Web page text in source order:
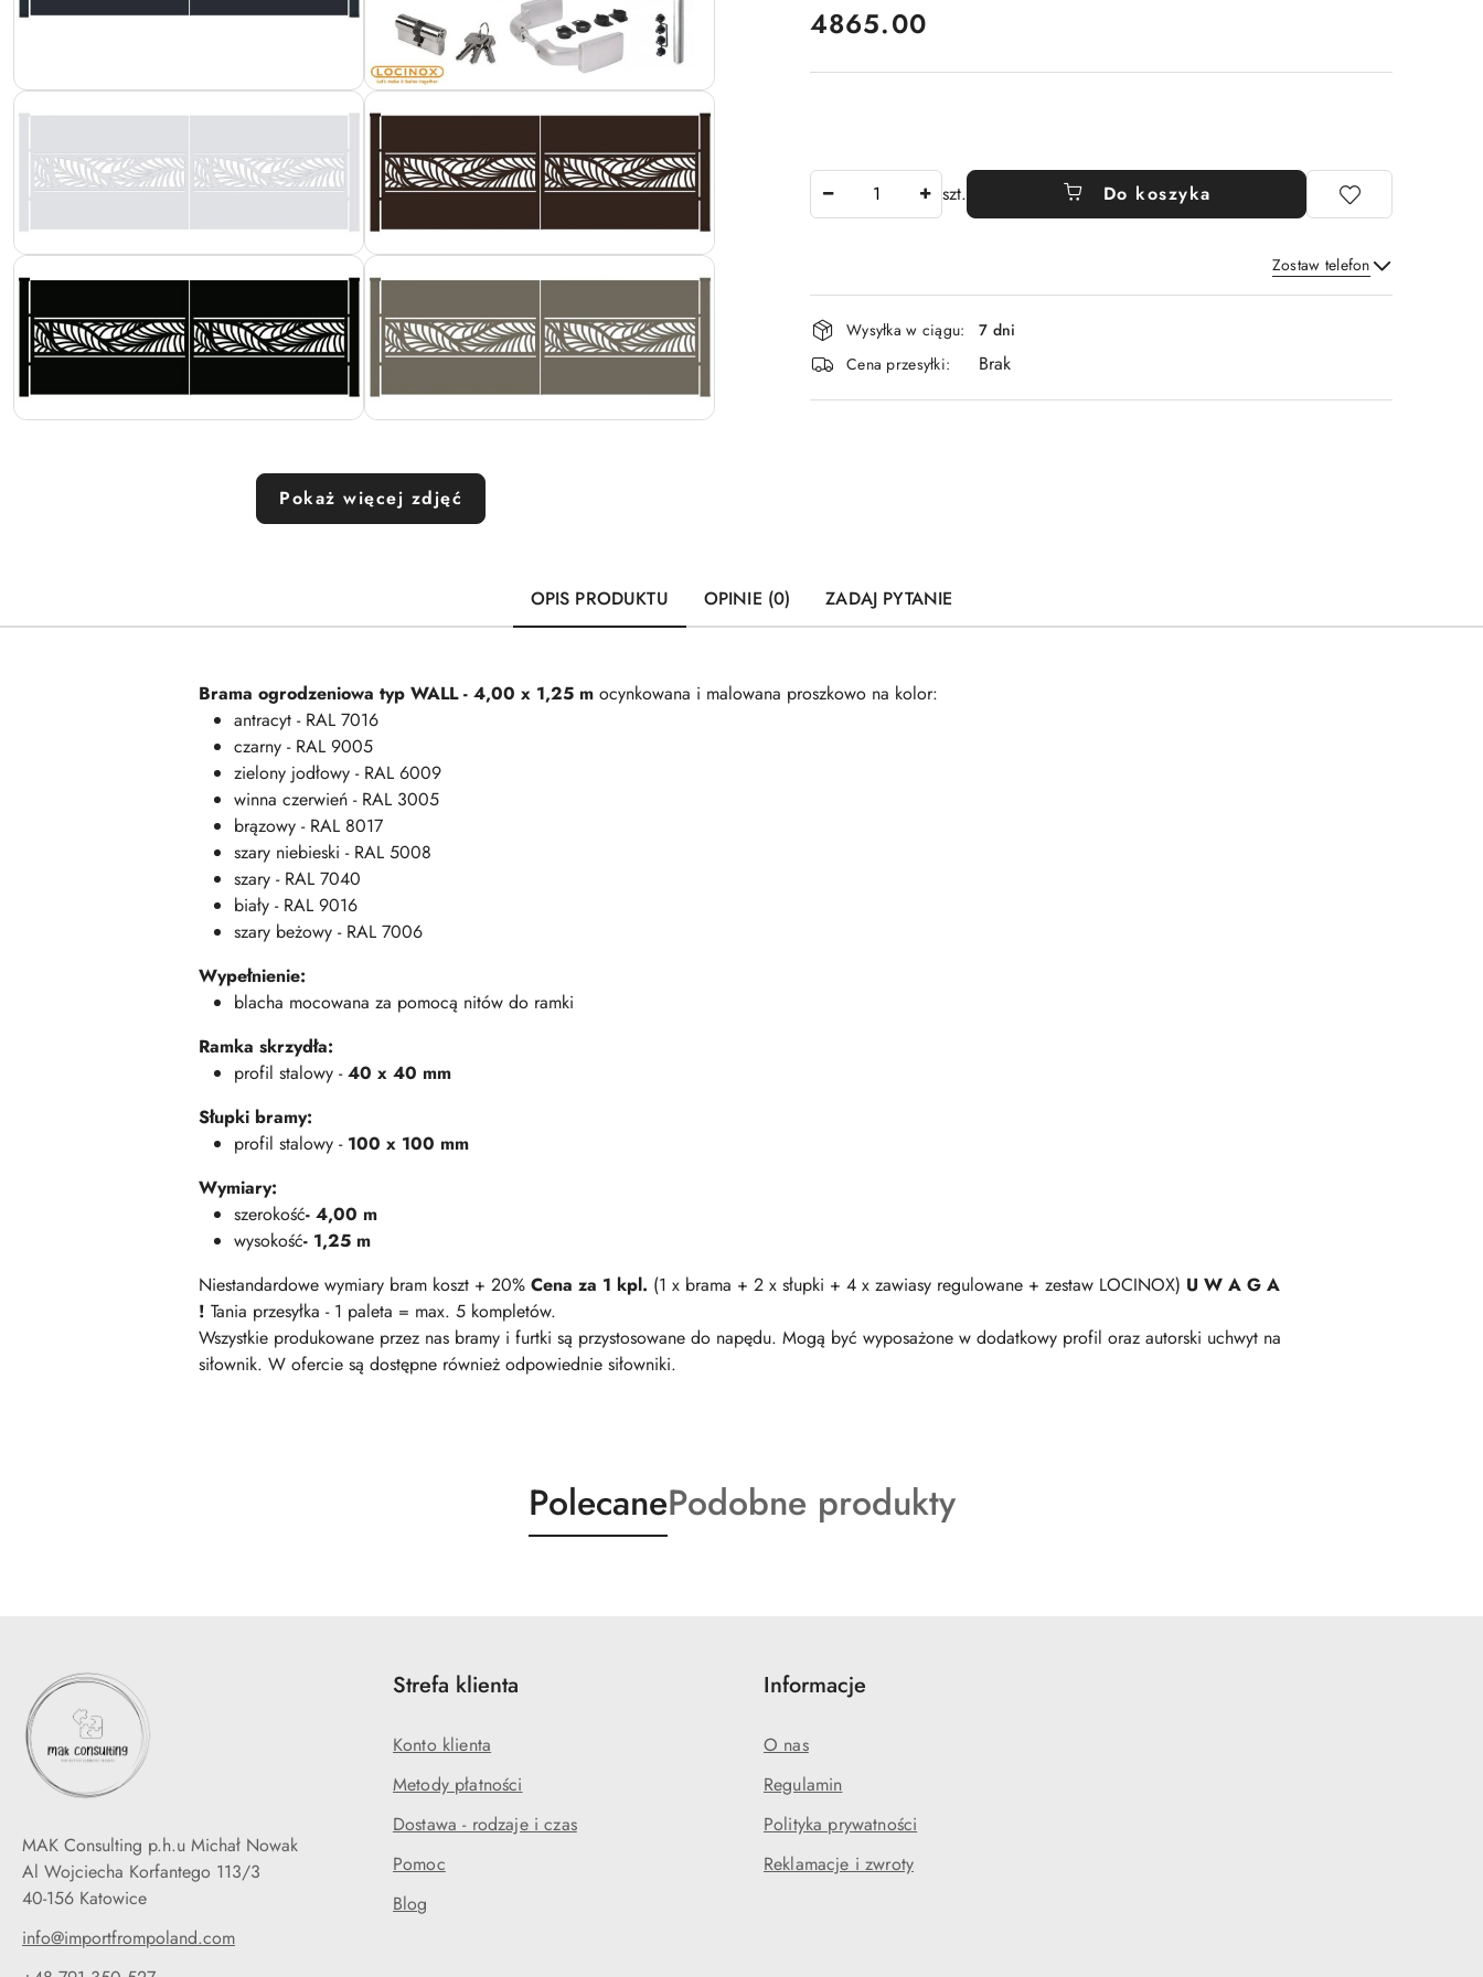
Pokaż więcej zdjęć
Cena:
4865.00
szt. Do koszyka
Zostaw telefon
Wyślij
Dostępność
i
dostawa
Wysyłka w ciągu:
7 dni
Cena przesyłki:
Brak
OPIS PRODUKTU OPINIE (0) ZADAJ PYTANIE
Brama ogrodzeniowa typ WALL - 4,00 x 1,25 m ocynkowana i malowana proszkowo na kolor:
antracyt - RAL 7016
czarny - RAL 9005
zielony jodłowy - RAL 6009
winna czerwień - RAL 3005
brązowy - RAL 8017
szary niebieski - RAL 5008
szary - RAL 7040
biały - RAL 9016
szary beżowy - RAL 7006
Wypełnienie:
blacha mocowana za pomocą nitów do ramki
Ramka skrzydła:
profil stalowy -40 x 40 mm
Słupki bramy:
profil stalowy - 100 x 100 mm
Wymiary:
szerokość- 4,00 m
wysokość- 1,25 m
Niestandardowe wymiary bram koszt + 20% Cena za 1 kpl. (1 x brama + 2 x słupki + 4 x zawiasy regulowane + zestaw LOCINOX) U W A G A
! Tania przesyłka - 1 paleta = max. 5 kompletów.
Wszystkie produkowane przez nas bramy i furtki są przystosowane do napędu. Mogą być wyposażone w dodatkowy profil oraz autorski uchwyt na
siłownik. W ofercie są dostępne również odpowiednie siłowniki.
Produkty
o
PolecaneProdukty
o
Podobne produkty
MAK Consulting p.h.u Michał Nowak
Al Wojciecha Korfantego 113/3
40-156 Katowice
info@importfrompoland.com
Strefa klienta
Konto klienta
Metody płatności
Dostawa - rodzaje i czas
Pomoc
Blog
Informacje
O nas
Regulamin
Polityka prywatności
Reklamacje i zwroty